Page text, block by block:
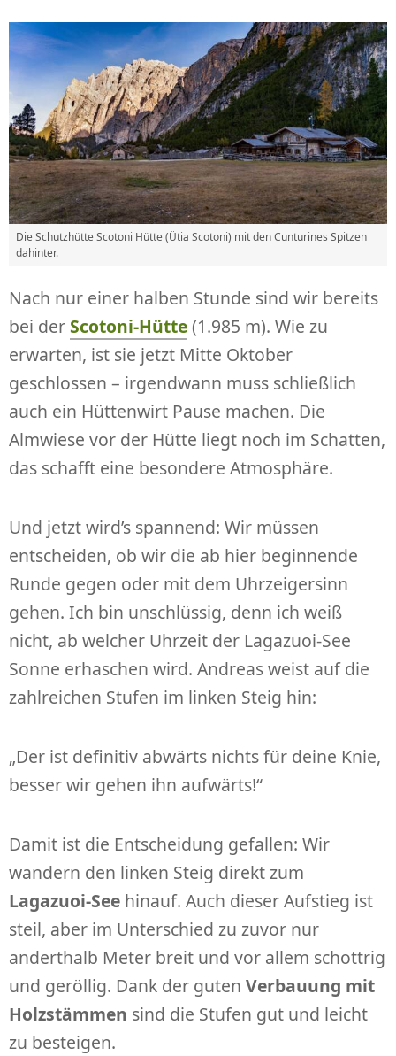
Die Schutzhütte Scotoni Hütte (Ütia Scotoni) mit den Cunturines Spitzen
dahinter.
Nach nur einer halben Stunde sind wir bereits
bei derScotoni-Hütte(1.985 m). Wie zu
erwarten, ist sie jetzt Mitte Oktober
geschlossen – irgendwann muss schließlich
auch ein Hüttenwirt Pause machen. Die
Almwiese vor der Hütte liegt noch im Schatten,
das schafft eine besondere Atmosphäre.
Und jetzt wird’s spannend: Wir müssen
entscheiden, ob wir die ab hier beginnende
Runde gegen oder mit dem Uhrzeigersinn
gehen. Ich bin unschlüssig, denn ich weiß
nicht, ab welcher Uhrzeit der Lagazuoi-See
Sonne erhaschen wird. Andreas weist auf die
zahlreichen Stufen im linken Steig hin:
„Der ist definitiv abwärts nichts für deine Knie,
besser wir gehen ihn aufwärts!“
Damit ist die Entscheidung gefallen: Wir
wandern den linken Steig direkt zum
Lagazuoi-See hinauf. Auch dieser Aufstieg ist
steil, aber im Unterschied zu zuvor nur
anderthalb Meter breit und vor allem schottrig
und geröllig. Dank der guten Verbauung mit
Holzstämmen sind die Stufen gut und leicht
zu besteigen.